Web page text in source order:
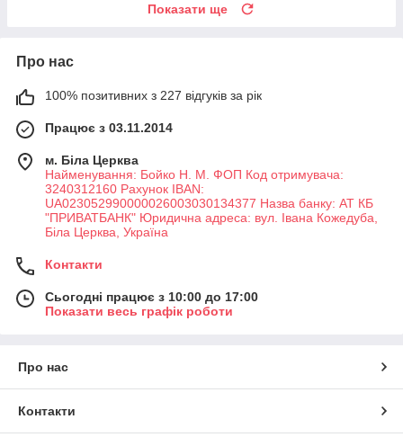
Показати ще
Про нас
100% позитивних з 227 відгуків за рік
Працює з 03.11.2014
м. Біла Церква
Найменування: Бойко Н. М. ФОП Код отримувача:
3240312160 Рахунок IBAN:
UA023052990000026003030134377 Назва банку: АТ КБ
"ПРИВАТБАНК" Юридична адреса: вул. Івана Кожедуба,
Біла Церква, Україна
Контакти
Сьогодні працює з 10:00 до 17:00
Показати весь графік роботи
Про нас
Контакти